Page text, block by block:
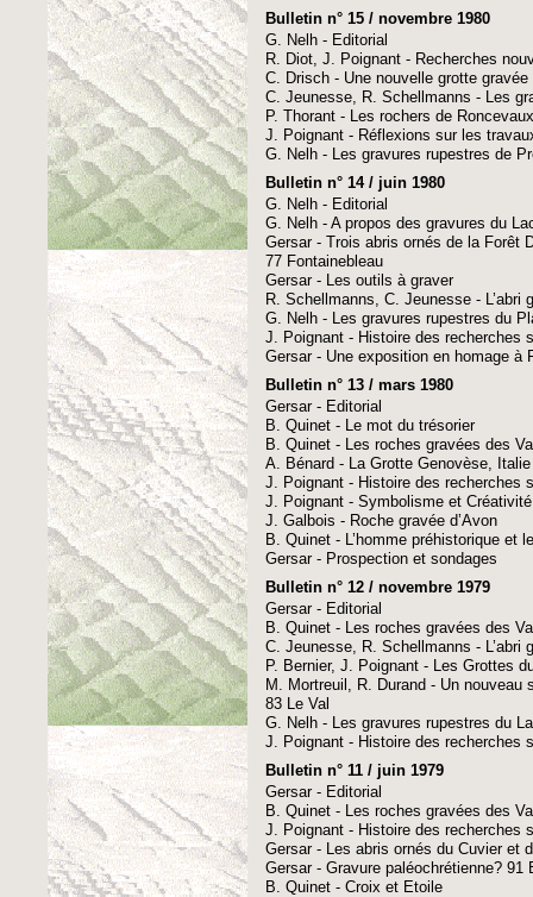
Bulletin n° 15 / novembre 1980
G. Nelh - Editorial
R. Diot, J. Poignant - Recherches
C. Drisch - Une nouvelle grotte
C. Jeunesse, R. Schellmanns - Les
P. Thorant - Les rochers de
J. Poignant - Réflexions sur les
G. Nelh - Les gravures rupestres de
Bulletin n° 14 / juin 1980
G. Nelh - Editorial
G. Nelh - A propos des gravures du
Gersar - Trois abris ornés de la Forêt
77 Fontainebleau
Gersar - Les outils à graver
R. Schellmanns, C. Jeunesse - L’abri
G. Nelh - Les gravures rupestres du
J. Poignant - Histoire des recherches
Gersar - Une exposition en homage à
Bulletin n° 13 / mars 1980
Gersar - Editorial
B. Quinet - Le mot du trésorier
B. Quinet - Les roches gravées des
A. Bénard - La Grotte Genovèse, Italie
J. Poignant - Histoire des recherches
J. Poignant - Symbolisme et Créativité
J. Galbois - Roche gravée d’Avon
B. Quinet - L’homme préhistorique et
Gersar - Prospection et sondages
Bulletin n° 12 / novembre 1979
Gersar - Editorial
B. Quinet - Les roches gravées des
C. Jeunesse, R. Schellmanns - L’abri
P. Bernier, J. Poignant - Les Grottes
M. Mortreuil, R. Durand - Un nouveau
83 Le Val
G. Nelh - Les gravures rupestres du
J. Poignant - Histoire des recherches
Bulletin n° 11 / juin 1979
Gersar - Editorial
B. Quinet - Les roches gravées des
J. Poignant - Histoire des recherches
Gersar - Les abris ornés du Cuvier et
Gersar - Gravure paléochrétienne? 91
B. Quinet - Croix et Etoile